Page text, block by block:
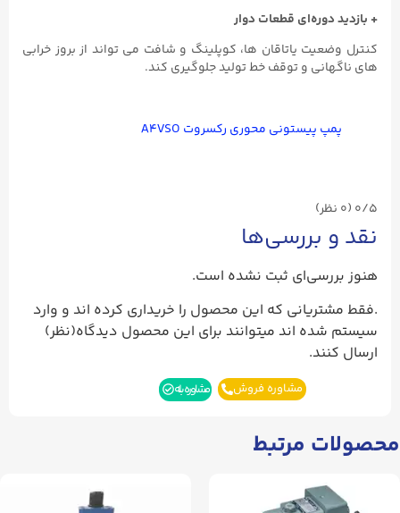
+ بازدید دوره‌ای قطعات دوار
کنترل وضعیت یاتاقان‌ ها، کوپلینگ و شافت می ‌تواند از بروز خرابی‌
های ناگهانی و توقف خط تولید جلوگیری کند.
پمپ پیستونی محوری رکسروت A۴VSO
0/5 (۰ نظر)
نقد و بررسی‌ها
هنوز بررسی‌ای ثبت نشده است.
.فقط مشتریانی که این محصول را خریداری کرده اند و وارد
سیستم شده اند میتوانند برای این محصول دیدگاه(نظر)
ارسال کنند.
مشاوره فروش مشاوره بله
محصولات مرتبط